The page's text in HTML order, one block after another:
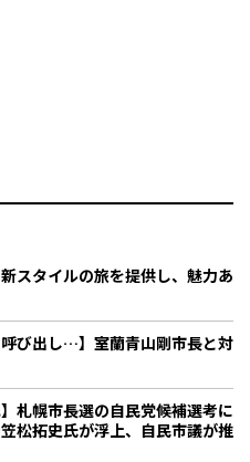
タイルの旅を提供し、魅力あ
呼び出し…】室蘭青山剛市長と対
札幌市長選の自民党候補選考に
松拓史氏が浮上、自民市議が推